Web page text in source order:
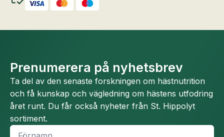
Prenumerera på nyhetsbrev
Ta del av den senaste forskningen om hästnutrition
och få kunskap och vägledning om hästens utfodring
året runt. Du får också nyheter från St. Hippolyt
sortiment.
Namn